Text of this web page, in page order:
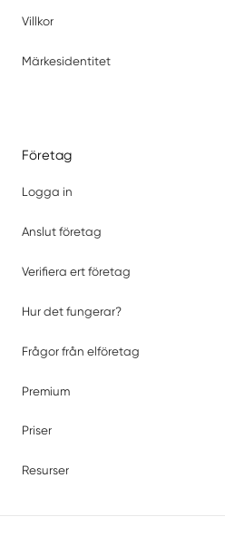
Villkor
Märkesidentitet
Företag
Logga in
Anslut företag
Verifiera ert företag
Hur det fungerar?
Frågor från elföretag
Premium
Priser
Resurser